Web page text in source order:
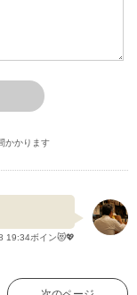
かかります
19:34ボイン😻💖